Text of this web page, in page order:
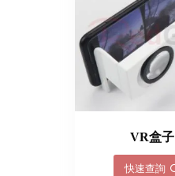
VR盒子
快速查詢